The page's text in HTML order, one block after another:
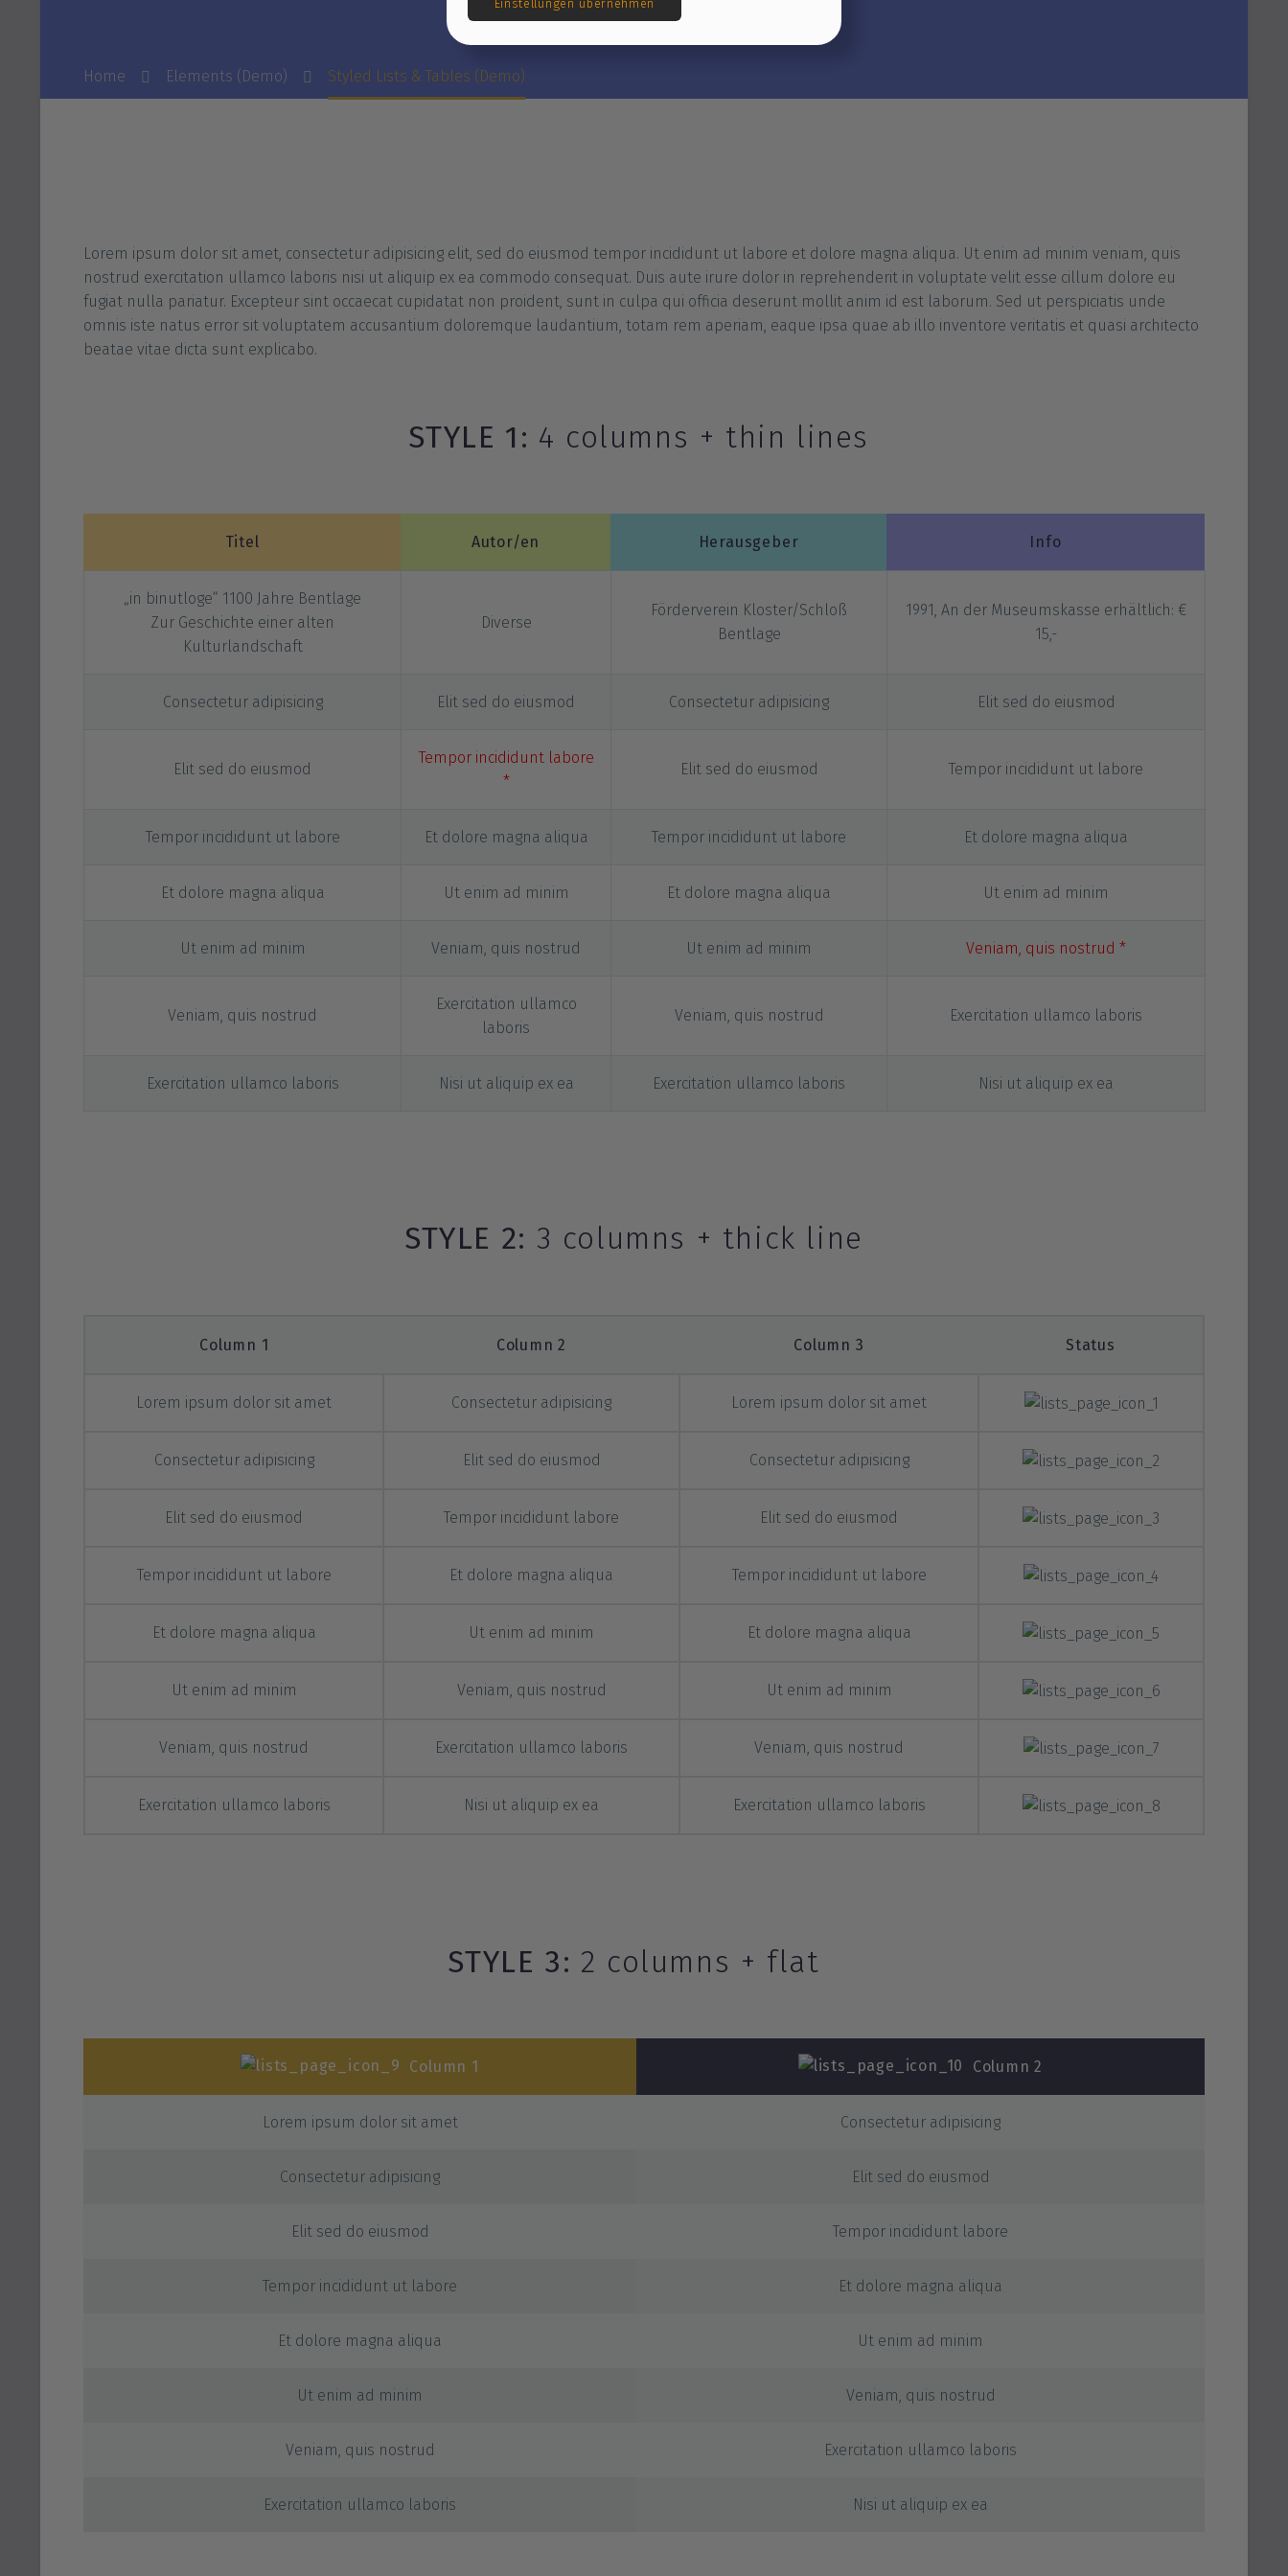
Sie können diese Einstellungen jederzeit über den Menüpunkt
Cookie-Einstellungen im Seitenfooter anpassen.
Home Elements (Demo) Styled Lists & Tables (Demo)
Lorem ipsum dolor sit amet, consectetur adipisicing elit, sed do eiusmod tempor incididunt ut labore et dolore magna aliqua. Ut enim ad minim veniam, quis
nostrud exercitation ullamco laboris nisi ut aliquip ex ea commodo consequat. Duis aute irure dolor in reprehenderit in voluptate velit esse cillum dolore eu
fugiat nulla pariatur. Excepteur sint occaecat cupidatat non proident, sunt in culpa qui officia deserunt mollit anim id est laborum. Sed ut perspiciatis unde
omnis iste natus error sit voluptatem accusantium doloremque laudantium, totam rem aperiam, eaque ipsa quae ab illo inventore veritatis et quasi architecto
beatae vitae dicta sunt explicabo.
STYLE 1: 4 columns + thin lines
Titel Autor/en Herausgeber Info
„in binutloge“ 1100 Jahre Bentlage
Zur Geschichte einer alten
Kulturlandschaft
Diverse
Förderverein Kloster/Schloß
Bentlage
1991, An der Museumskasse erhältlich: €
15,-
Consectetur adipisicing Elit sed do eiusmod Consectetur adipisicing Elit sed do eiusmod
Elit sed do eiusmod
Tempor incididunt labore
*
Elit sed do eiusmod Tempor incididunt ut labore
Tempor incididunt ut labore Et dolore magna aliqua Tempor incididunt ut labore Et dolore magna aliqua
Et dolore magna aliqua Ut enim ad minim Et dolore magna aliqua Ut enim ad minim
Ut enim ad minim Veniam, quis nostrud Ut enim ad minim Veniam, quis nostrud *
Veniam, quis nostrud
Exercitation ullamco
laboris
Veniam, quis nostrud Exercitation ullamco laboris
Exercitation ullamco laboris Nisi ut aliquip ex ea Exercitation ullamco laboris Nisi ut aliquip ex ea
STYLE 2: 3 columns + thick line
Column 1 Column 2 Column 3 Status
Lorem ipsum dolor sit amet Consectetur adipisicing Lorem ipsum dolor sit amet
Consectetur adipisicing Elit sed do eiusmod Consectetur adipisicing
Elit sed do eiusmod Tempor incididunt labore Elit sed do eiusmod
Tempor incididunt ut labore Et dolore magna aliqua Tempor incididunt ut labore
Et dolore magna aliqua Ut enim ad minim Et dolore magna aliqua
Ut enim ad minim Veniam, quis nostrud Ut enim ad minim
Veniam, quis nostrud Exercitation ullamco laboris Veniam, quis nostrud
Exercitation ullamco laboris Nisi ut aliquip ex ea Exercitation ullamco laboris
STYLE 3: 2 columns + flat
Column 1 Column 2
Lorem ipsum dolor sit amet Consectetur adipisicing
Consectetur adipisicing Elit sed do eiusmod
Elit sed do eiusmod Tempor incididunt labore
Tempor incididunt ut labore Et dolore magna aliqua
Et dolore magna aliqua Ut enim ad minim
Ut enim ad minim Veniam, quis nostrud
Veniam, quis nostrud Exercitation ullamco laboris
Exercitation ullamco laboris Nisi ut aliquip ex ea